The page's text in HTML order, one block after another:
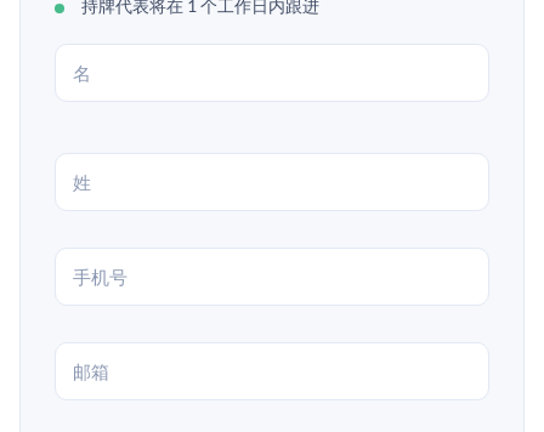
持牌代表将在 1 个工作日内跟进